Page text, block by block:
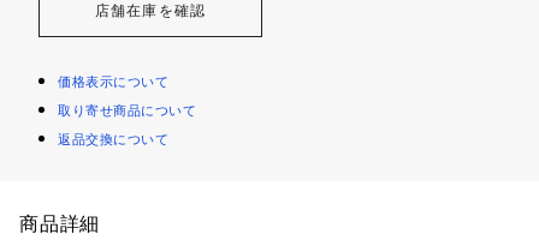
店舗在庫を確認
価格表示について
取り寄せ商品について
返品交換について
商品詳細